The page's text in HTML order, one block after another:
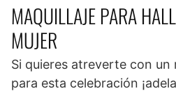
MAQUILLAJE PARA
MUJER
Si quieres atreverte con un
para esta celebración